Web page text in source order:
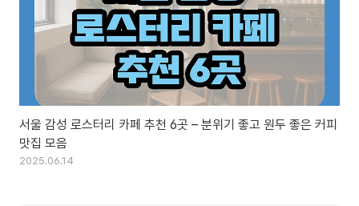
서울 감성 로스터리 카페 추천 6곳 – 분위기 좋고 원두 좋은 커피
맛집 모음
2025.06.14